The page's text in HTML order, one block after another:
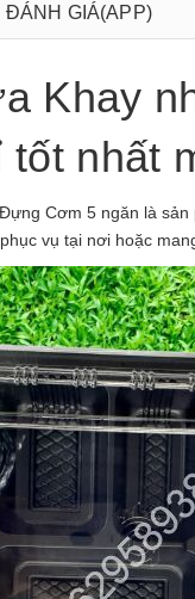
ĐÁNH GIÁ(APP)
Khay
tốt nhất
Cơm 5 ngăn là
vụ tại nơi hoặc